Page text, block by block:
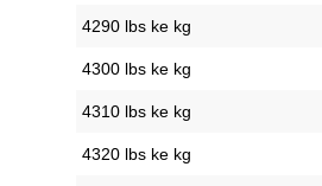
4290 lbs ke kg
4300 lbs ke kg
4310 lbs ke kg
4320 lbs ke kg